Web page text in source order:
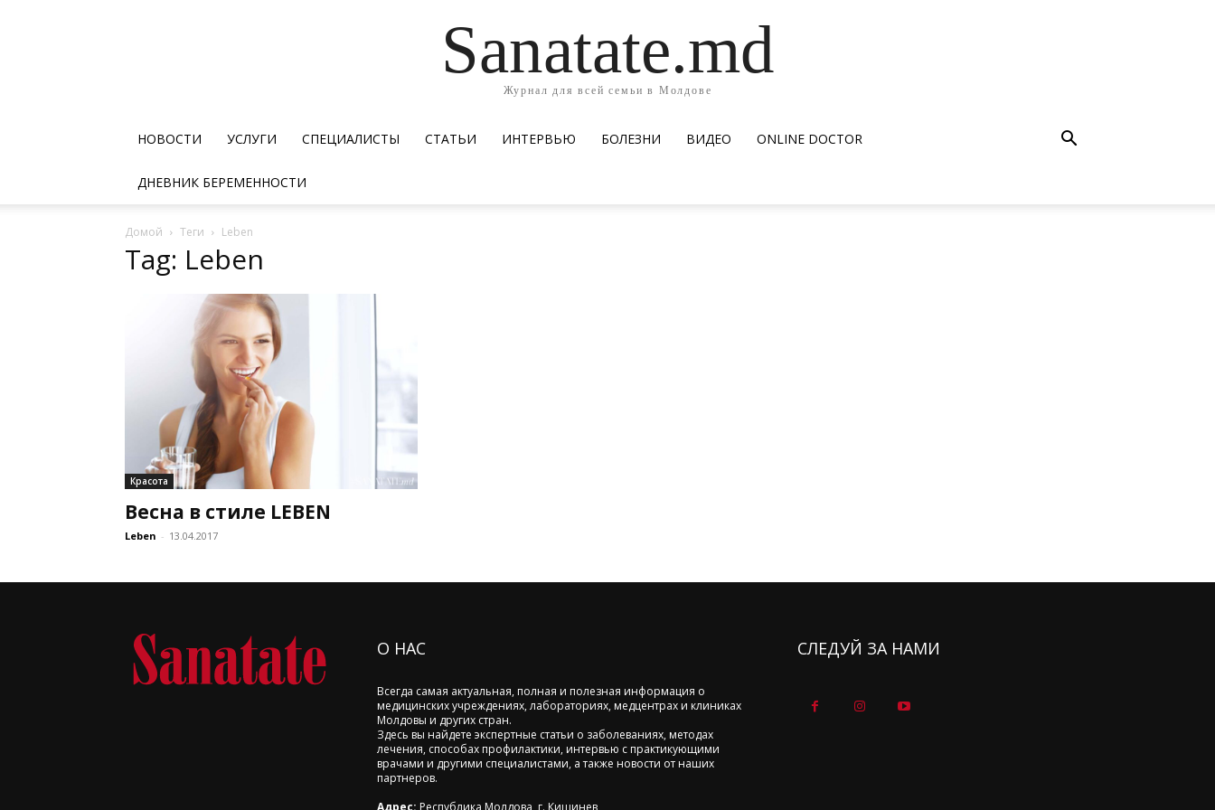
Sanatate.md
Журнал для всей семьи в Молдове
НОВОСТИ УСЛУГИ СПЕЦИАЛИСТЫ СТАТЬИ ИНТЕРВЬЮ БОЛЕЗНИ ВИДЕО ОNLINE DOCTOR
ДНЕВНИК БЕРЕМЕННОСТИ
Домой Теги Leben
Tag: Leben
Красота
Весна в стиле LEBEN
Leben - 13.04.2017
О НАС
Всегда самая актуальная, полная и полезная информация о
медицинских учреждениях, лабораториях, медцентрах и клиниках
Молдовы и других стран.
Здесь вы найдете экспертные статьи о заболеваниях, методах
лечения, способах профилактики, интервью с практикующими
врачами и другими специалистами, а также новости от наших
партнеров.
Адрес: Республика Молдова, г. Кишинев,
СЛЕДУЙ ЗА НАМИ